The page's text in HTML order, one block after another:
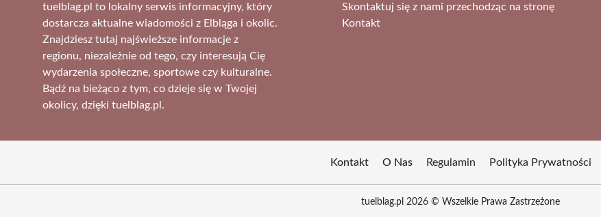
tuelblag.pl to lokalny serwis informacyjny, który
dostarcza aktualne wiadomości z Elbląga i okolic.
Znajdziesz tutaj najświeższe informacje z
regionu, niezależnie od tego, czy interesują Cię
wydarzenia społeczne, sportowe czy kulturalne.
Bądź na bieżąco z tym, co dzieje się w Twojej
okolicy, dzięki tuelblag.pl.
Skontaktuj się z nami przechodząc na stronę
Kontakt
Kontakt O Nas Regulamin Polityka Prywatności
tuelblag.pl 2026 © Wszelkie Prawa Zastrzeżone